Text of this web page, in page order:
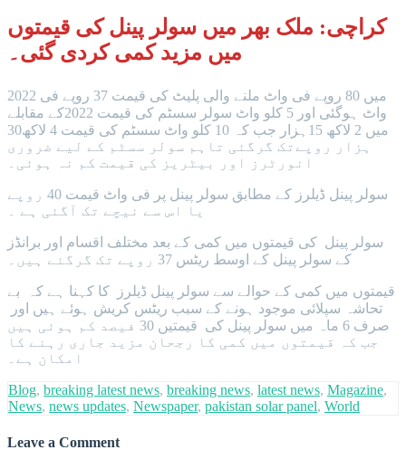
کراچی: ملک بھر میں سولر پینل کی قیمتوں
میں مزید کمی کردی گئی۔
2022 میں 80 روپے فی واٹ ملنے والی پلیٹ کی قیمت 37 روپے فی
واٹ ہوگئی اور 5 کلو واٹ سولر سسٹم کی قیمت 2022کے مقابلے
میں 2 لاکھ 15ہزار جب کہ 10 کلو واٹ سسٹم کی قیمت 4 لاکھ30
ہزار روپےتک گرگئی تاہم سولر سسٹم کے لیے ضروری
انورٹرز اور بیٹریز کی قیمت کم نہ ہوئی۔
سولر پینل ڈیلرز کے مطابق سولر پینل پر فی واٹ قیمت 40 روپے
یا اس سے نیچے تک آگئی ہے ۔
سولر پینل کی قیمتوں میں کمی کے بعد مختلف اقسام اور برانڈز
کے سولر پینل کے اوسط ریٹس 37 روپے تک گرگئے ہیں۔
قیمتوں میں کمی کے حوالے سے سولر پینل ڈیلرز کا کہنا ہے کہ بے
تحاشہ سپلائی موجود ہونے کے سبب ریٹس کریش ہوئے ہیں اور
صرف 6 ماہ میں سولر پینل کی قیمتیں 30 فیصد کم ہوئی ہیں
جب کہ قیمتوں میں کمی کا رجحان مزید جاری رہنے کا
امکان ہے۔
Blog, breaking latest news, breaking news, latest news, Magazine,
News, news updates, Newspaper, pakistan solar panel, World
Leave a Comment